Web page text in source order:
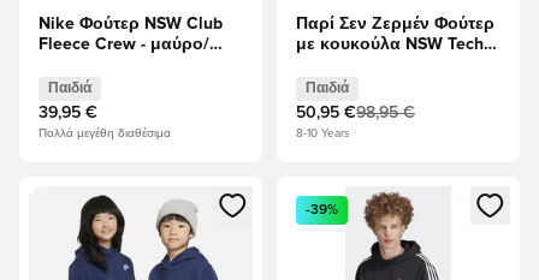
Nike Φούτερ NSW Club
Fleece Crew - μαύρο/
Παιδιά
39,95 €
Πολλά μεγέθη διαθέσιμα
Παρί Σεν Ζερμέν Φούτερ
με κουκούλα NSW Tech
μπλε/Λευκό Παιδιά
Παιδιά
50,95 €98,95 €
8-10 Years
Ανοίγει ένα Modal για να συνδεθείτε ή να εγγραφείτε ως
Ανοίγει ένα Modal για να
-39%